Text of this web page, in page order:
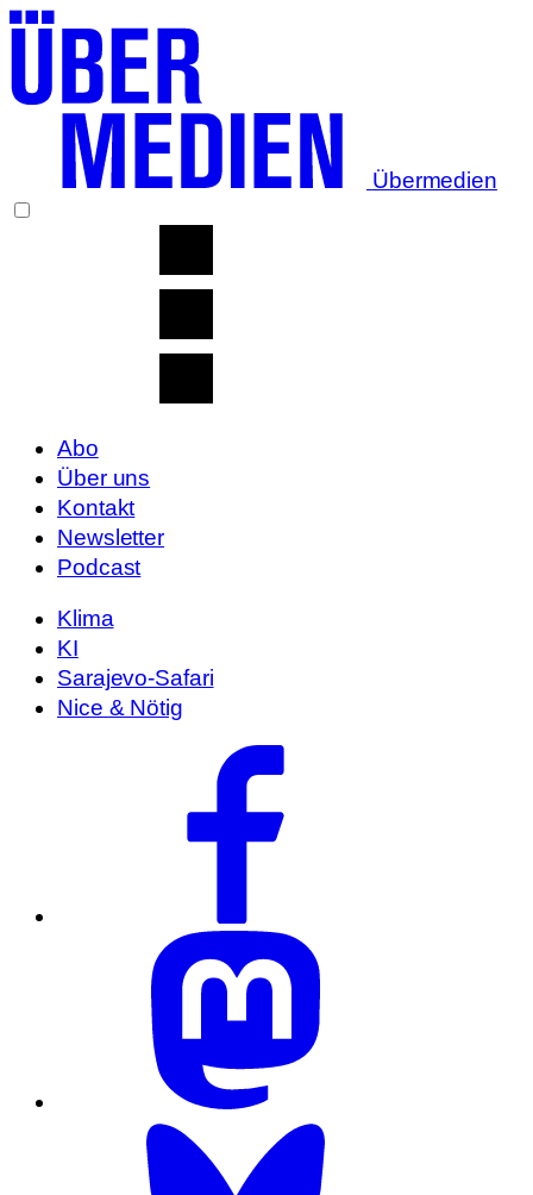
Übermedien
Abo
Über uns
Kontakt
Newsletter
Podcast
Klima
KI
Sarajevo-Safari
Nice & Nötig